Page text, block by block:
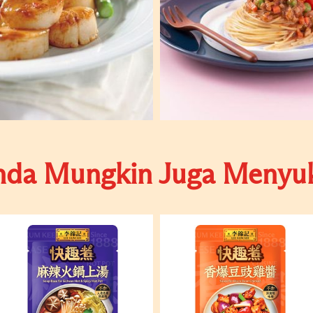
Mungkin Juga